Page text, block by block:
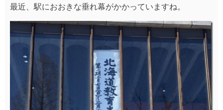
最近、駅におおきな垂れ幕がかかっていますね。